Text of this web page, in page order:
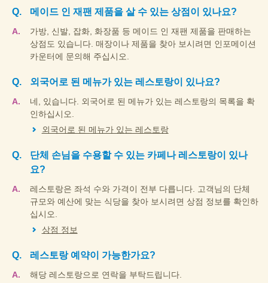
메이드 인 재팬 제품을 살 수 있는 상점이 있나요?
가방, 신발, 잡화, 화장품 등 메이드 인 재팬 제품을 판매하는
상점도 있습니다. 매장이나 제품을 찾아 보시려면 인포메이션
카운터에 문의해 주십시오.
외국어로 된 메뉴가 있는 레스토랑이 있나요?
네, 있습니다. 외국어로 된 메뉴가 있는 레스토랑의 목록을 확
인하십시오.
외국어로 된 메뉴가 있는 레스토랑
단체 손님을 수용할 수 있는 카페나 레스토랑이 있나
요?
레스토랑은 좌석 수와 가격이 전부 다릅니다. 고객님의 단체
규모와 예산에 맞는 식당을 찾아 보시려면 상점 정보를 확인하
십시오.
상점 정보
레스토랑 예약이 가능한가요?
해당 레스토랑으로 연락을 부탁드립니다.